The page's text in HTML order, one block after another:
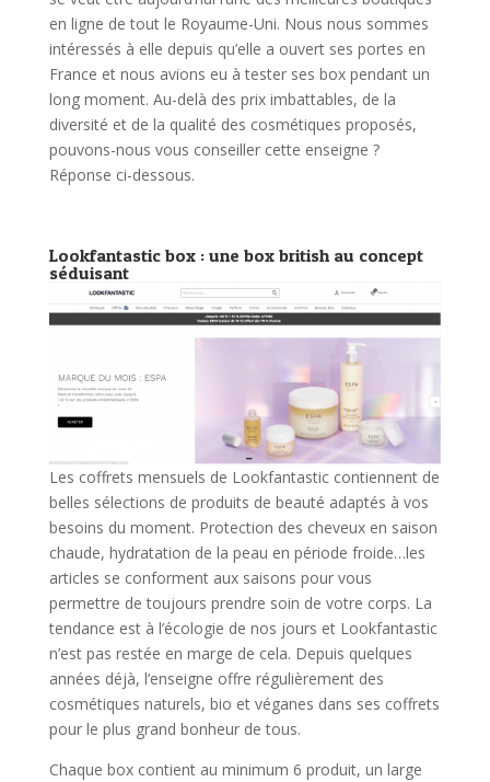
en ligne de tout le Royaume-Uni. Nous nous sommes
intéressés à elle depuis qu’elle a ouvert ses portes en
France et nous avions eu à tester ses box pendant un
long moment. Au-delà des prix imbattables, de la
diversité et de la qualité des cosmétiques proposés,
pouvons-nous vous conseiller cette enseigne ?
Réponse ci-dessous.
Lookfantastic box : une box british au concept
séduisant
Les coffrets mensuels de Lookfantastic contiennent de
belles sélections de produits de beauté adaptés à vos
besoins du moment. Protection des cheveux en saison
chaude, hydratation de la peau en période froide…les
articles se conforment aux saisons pour vous
permettre de toujours prendre soin de votre corps. La
tendance est à l’écologie de nos jours et Lookfantastic
n’est pas restée en marge de cela. Depuis quelques
années déjà, l’enseigne offre régulièrement des
cosmétiques naturels, bio et véganes dans ses coffrets
pour le plus grand bonheur de tous.
Chaque box contient au minimum 6 produit, un large